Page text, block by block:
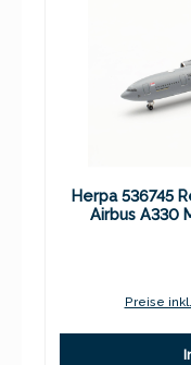
Herpa 536745
Airbus A330
Preise